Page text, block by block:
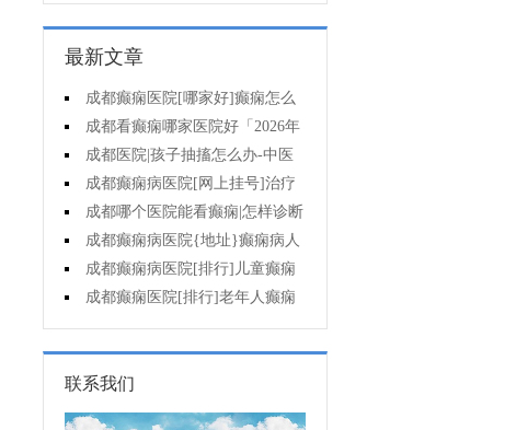
最新文章
成都癫痫医院[哪家好]癫痫怎么
治才有效?
成都看癫痫哪家医院好「2026年
度公布」癫痫病人适合参加哪些体
育活动?
成都医院|孩子抽搐怎么办-中医
怎么治疗癫痫呢?
成都癫痫病医院[网上挂号]治疗
癫痫要注意什么?
成都哪个医院能看癫痫|怎样诊断
癫痫?成都癫痫病医院{地址}癫痫病人
用药需注意什么?
成都癫痫病医院[排行]儿童癫痫
治疗注意什么?
成都癫痫医院[排行]老年人癫痫
的常见原因是什么?
联系我们